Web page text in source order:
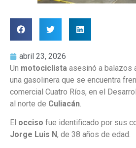
abril 23, 2026
Un motociclista asesinó a balazos
una gasolinera que se encuentra
comercial Cuatro Ríos, en el
al norte de Culiacán.
El occiso fue identificado por sus
Jorge Luis N, de 38 años de edad.